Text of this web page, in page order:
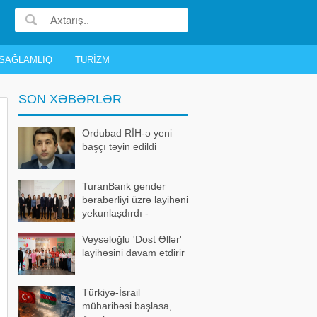
TURIZM
SON XƏBƏRLƏR
Ordubad RİH-ə yeni
başçı təyin edildi
TuranBank gender
bərabərliyi üzrə layihəni
yekunlaşdırdı -
Veysəloğlu 'Dost Əllər'
layihəsini davam etdirir
Türkiyə-İsrail
müharibəsi başlasa,